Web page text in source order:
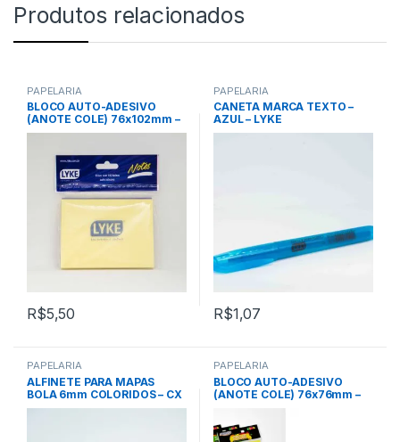
Produtos relacionados
PAPELARIA
BLOCO AUTO-ADESIVO
(ANOTE COLE) 76x102mm –
AMARELO – LYKE
R$5,50
PAPELARIA
CANETA MARCA TEXTO –
AZUL – LYKE
R$1,07
PAPELARIA
ALFINETE PARA MAPAS
BOLA 6mm COLORIDOS – CX
C/ 50 UNID – BRW
PAPELARIA
BLOCO AUTO-ADESIVO
(ANOTE COLE) 76x76mm –